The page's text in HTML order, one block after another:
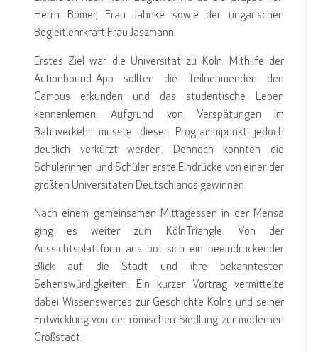
Herrn Bömer, Frau Jahnke sowie der ungarischen
Begleitlehrkraft Frau Jaszmann.
Erstes Ziel war die Universität zu Köln. Mithilfe der
Actionbound-App sollten die Teilnehmenden den
Campus erkunden und das studentische Leben
kennenlernen. Aufgrund von Verspätungen im
Bahnverkehr musste dieser Programmpunkt jedoch
deutlich verkürzt werden. Dennoch konnten die
Schülerinnen und Schüler erste Eindrücke von einer der
größten Universitäten Deutschlands gewinnen.
Nach einem gemeinsamen Mittagessen in der Mensa
ging es weiter zum KölnTriangle. Von der
Aussichtsplattform aus bot sich ein beeindruckender
Blick auf die Stadt und ihre bekanntesten
Sehenswürdigkeiten. Ein kurzer Vortrag vermittelte
dabei Wissenswertes zur Geschichte Kölns und seiner
Entwicklung von der römischen Siedlung zur modernen
Großstadt.